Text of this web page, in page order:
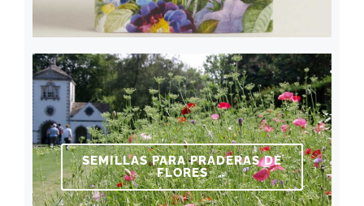
SEMILLAS PARA PRADERAS DE
FLORES